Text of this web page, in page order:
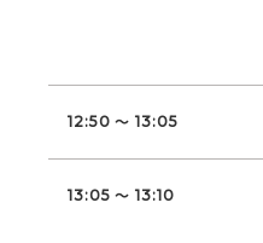
12:50 ～ 13:05
13:05 ～ 13:10